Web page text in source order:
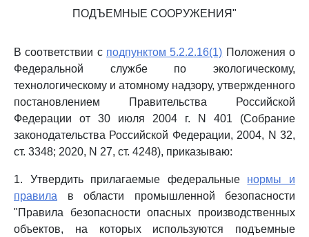
ПОДЪЕМНЫЕ СООРУЖЕНИЯ"
В соответствии с подпунктом 5.2.2.16(1) Положения о
Федеральной службе по экологическому,
технологическому и атомному надзору, утвержденного
постановлением Правительства Российской
Федерации от 30 июля 2004 г. N 401 (Собрание
законодательства Российской Федерации, 2004, N 32,
ст. 3348; 2020, N 27, ст. 4248), приказываю:
1. Утвердить прилагаемые федеральные нормы и
правила в области промышленной безопасности
"Правила безопасности опасных производственных
объектов, на которых используются подъемные